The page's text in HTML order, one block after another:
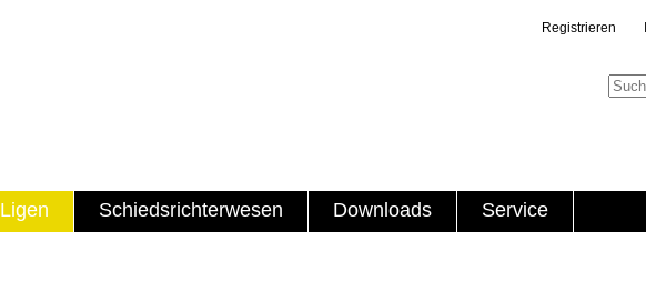
Registrieren
Ligen Schiedsrichterwesen Downloads Service